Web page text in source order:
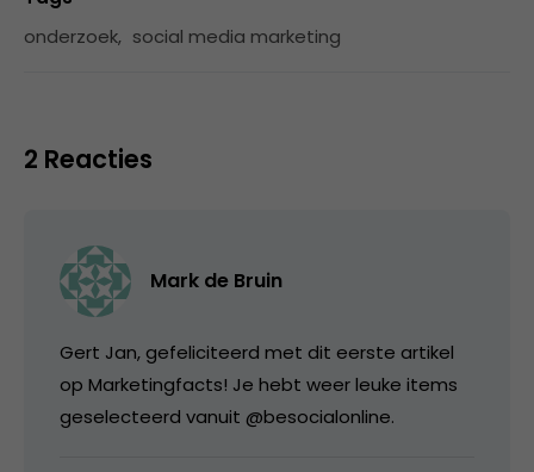
onderzoek, social media marketing
2 Reacties
Mark de Bruin
Gert Jan, gefeliciteerd met dit eerste artikel
op Marketingfacts! Je hebt weer leuke items
geselecteerd vanuit @besocialonline.